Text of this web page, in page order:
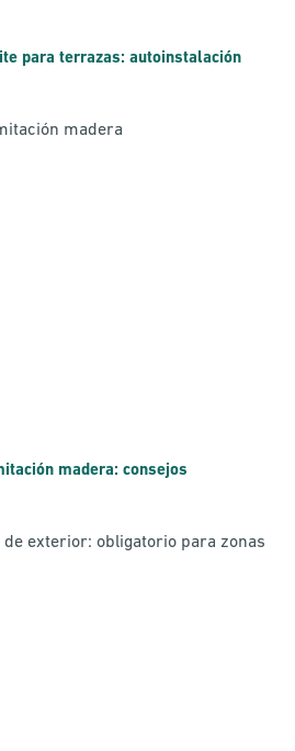
para terrazas: autoinstalación
madera: consejos